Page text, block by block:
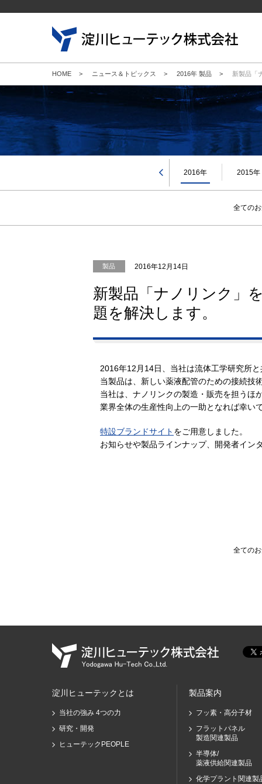
新
キ
会
HOME > ニュース＆トピックス > 2016年 製品 > 新製品「
2016年 2015年
全ての
製品 2016年12月14日
新製品「ナノリンク」
題を解決します。
2016年12月14日、当社は流体工学研究所
当製品は、新しい薬液配管のための接続技
当社は、ナノリンクの製造・販売を担うほ
業界全体の生産性向上の一助となれば幸い
特設ブランドサイト をご用意しました。
お知らせや製品ラインナップ、開発者イン
全ての
淀川ヒューテックとは
当社の強み 4つの力
研究・開発
ヒューテックPEOPLE
製品案内
フッ素・高分子材
フラットパネル
製造関連製品
半導体/
薬液供給関連製品
化学プラント関連製